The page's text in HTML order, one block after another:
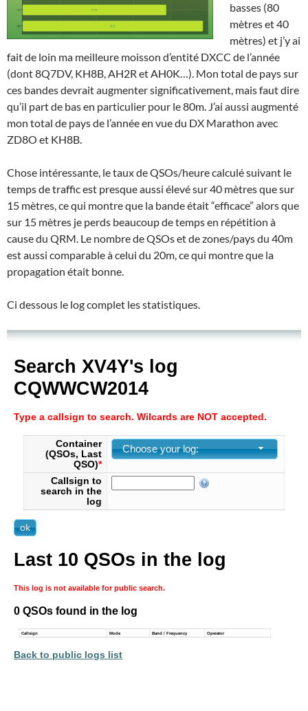
basses (80
mètres et 40
mètres) et j’y ai
fait de loin ma meilleure moisson d’entité DXCC de l’année
(dont 8Q7DV, KH8B, AH2R et AH0K…). Mon total de pays sur
ces bandes devrait augmenter significativement, mais faut dire
qu’il part de bas en particulier pour le 80m. J’ai aussi augmenté
mon total de pays de l’année en vue du DX Marathon avec
ZD8O et KH8B.
Chose intéressante, le taux de QSOs/heure calculé suivant le
temps de traffic est presque aussi élevé sur 40 mètres que sur
15 mètres, ce qui montre que la bande était “efficace” alors que
sur 15 mètres je perds beaucoup de temps en répétition à
cause du QRM. Le nombre de QSOs et de zones/pays du 40m
est aussi comparable à celui du 20m, ce qui montre que la
propagation était bonne.
Ci dessous le log complet les statistiques.